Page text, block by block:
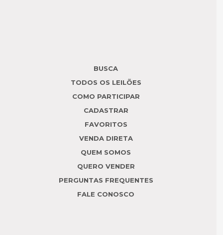
BUSCA
TODOS OS LEILÕES
COMO PARTICIPAR
CADASTRAR
FAVORITOS
VENDA DIRETA
QUEM SOMOS
QUERO VENDER
PERGUNTAS FREQUENTES
FALE CONOSCO